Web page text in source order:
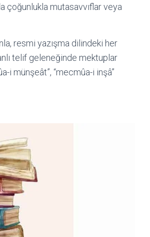
çoğunlukla mutasavvıflar veya
resmi yazışma dilindeki her
telif geleneğinde mektuplar
i münşeât”, “mecmûa-i inşâ”